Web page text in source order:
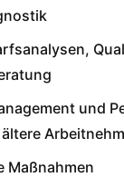
und
Maßnahmen